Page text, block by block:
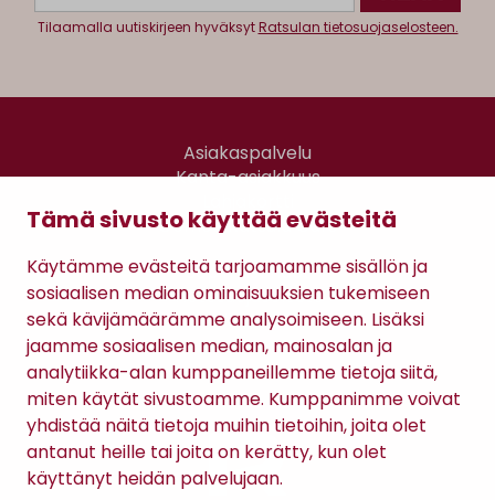
Tämä sivusto käyttää evästeitä
Käytämme evästeitä tarjoamamme sisällön ja
sosiaalisen median ominaisuuksien tukemiseen
sekä kävijämäärämme analysoimiseen. Lisäksi
jaamme sosiaalisen median, mainosalan ja
analytiikka-alan kumppaneillemme tietoja siitä,
miten käytät sivustoamme. Kumppanimme voivat
yhdistää näitä tietoja muihin tietoihin, joita olet
antanut heille tai joita on kerätty, kun olet
käyttänyt heidän palvelujaan.
Tilaamalla uutiskirjeen hyväksytRatsulan tietosuojaselosteen.
Asiakaspalvelu
Kanta-asiakkuus
Gomee Ratsula Café
Sopimusehdot
Tietosuojaseloste
Maksutavat